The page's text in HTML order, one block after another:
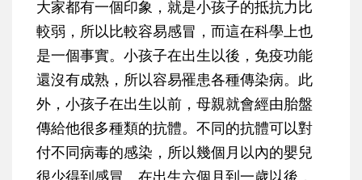
大家都有一個印象，就是小孩子的抵抗力比
較弱，所以比較容易感冒，而這在科學上也
是一個事實。小孩子在出生以後，免疫功能
還沒有成熟，所以容易罹患各種傳染病。此
外，小孩子在出生以前，母親就會經由胎盤
傳給他很多種類的抗體。不同的抗體可以對
付不同病毒的感染，所以幾個月以內的嬰兒
很少得到感冒。在出生六個月到一歲以後，